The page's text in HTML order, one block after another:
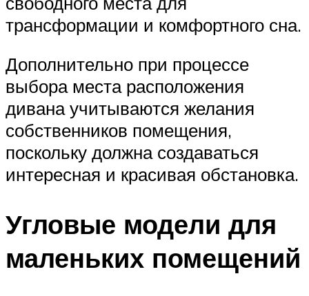
трансформации и комфортного сна.
Дополнительно при процессе
выбора места расположения
дивана учитываются желания
собственников помещения,
поскольку должна создаваться
интересная и красивая обстановка.
Угловые модели для
маленьких помещений